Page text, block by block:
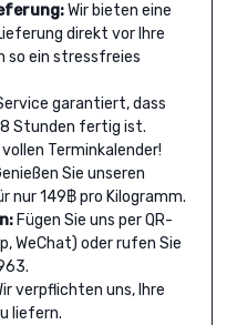
Wir bieten eine
direkt vor Ihre
so ein stressfreies
garantiert, dass
8 Stunden fertig ist.
Terminkalender!
Sie unseren
nur 149฿ pro Kilogramm.
Fügen Sie uns per QR-
WeChat) oder rufen Sie
verpflichten uns, Ihre
liefern.